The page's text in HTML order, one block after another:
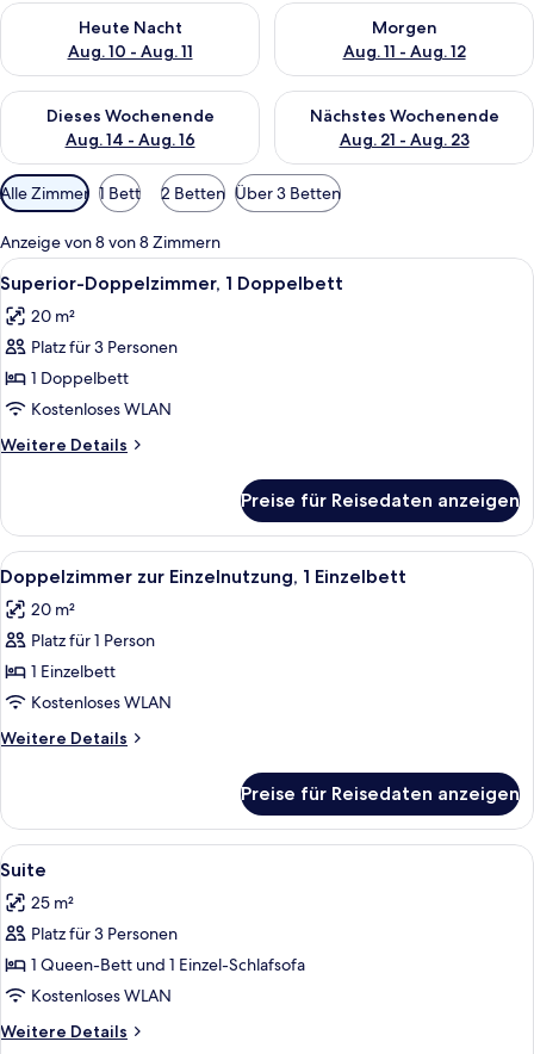
Heute Nacht
Aug. 10 - Aug. 11
Überprüfe die Verfügbarkeit für heute Nacht, Aug. 10 - Aug.
Morgen
Aug. 11 - Aug. 12
Überprüfe die Verfügbarkeit
Dieses Wochenende
Aug. 14 - Aug. 16
Überprüfe die Verfügbarkeit für dieses Wochenende, Aug. 14
Nächstes Wochenende
Aug. 21 - Aug. 23
Überprüfe die Verfügbarkeit
Verfügbare
Filter
für
Zimmer
Alle Zimmer 1 Bett 2 Betten Über 3 Betten
Anzeige von 8 von 8 Zimmern
Alle
Fotos
für
Superior-
Doppelzimmer,
1
Doppelbett
anzeigen
Ein Hotelzimmer mit einem großen
9
Superior-Doppelzimmer, 1 Doppelbett
20 m²
Platz für 3 Personen
1 Doppelbett
Kostenloses WLAN
Weitere Details
Weitere
Doppelzimmer,
Doppelbett
Preise für Reisedaten anzeigen
Alle
Fotos
für
Doppelzimmer
zur
Einzelnutzung,
1 Einzelbett
anzeigen
Ein ordentlich bezogenes Bett mit
8
Doppelzimmer zur Einzelnutzung, 1 Einzelbett
20 m²
Platz für 1 Person
1 Einzelbett
Kostenloses WLAN
Weitere Details
Weitere
zur
Einzelnutzung,
1 Einzelbett
Preise für Reisedaten anzeigen
Alle
Fotos
für
Suite
anzeigen
Ein modernes Schlafzimmer mit
8
Suite
25 m²
Platz für 3 Personen
1 Queen-Bett und 1 Einzel-Schlafsofa
Kostenloses WLAN
Weitere Details
Weitere